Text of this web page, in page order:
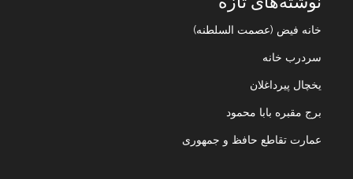
خانه فیض (عصمت السلطنه)
سردرب خانه
یخچال پیرداغلان
برج مقبره بابا محمود
عمارت تقاطع حافظ و جمهوری